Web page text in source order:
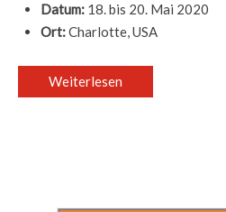
Datum: 18. bis 20. Mai 2020
Ort:Charlotte, USA
Weiterlesen